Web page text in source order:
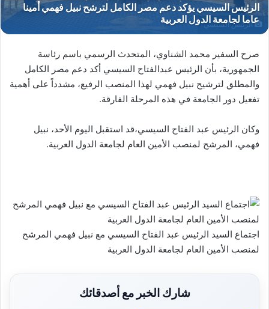
الرئيس السيسي
صرح السفير محمد الشناوي، المتحدث الرسمي باسم رئاسة
الجمهورية، بأن الرئيس عبدالفتاح السيسي أكد دعم مصر الكامل
والمطلق لترشيح نبيل فهمي لهذا المنصب الرفيع، مشدداً على أهمية
تفعيل دور الجامعة في هذه المرحلة الفارقة.
وكان الرئيس عبد الفتاح السيسي،قد استقبل اليوم الأحد، نبيل
فهمي، المرشح لمنصب الأمين العام لجامعة الدول العربية.
اجتماع السيد الرئيس عبد الفتاح السيسي مع نبيل فهمي المرشح
لمنصب الأمين العام لجامعة الدول العربية
شارك الخبر مع أصدقائك